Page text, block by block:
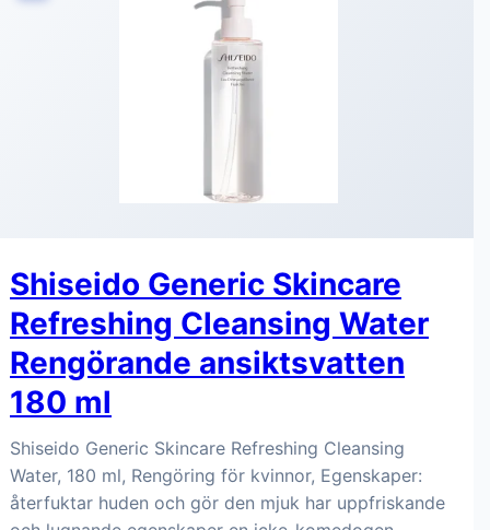
Shiseido Generic Skincare
Refreshing Cleansing Water
Rengörande ansiktsvatten
180 ml
Shiseido Generic Skincare Refreshing Cleansing
Water, 180 ml, Rengöring för kvinnor, Egenskaper:
återfuktar huden och gör den mjuk har uppfriskande